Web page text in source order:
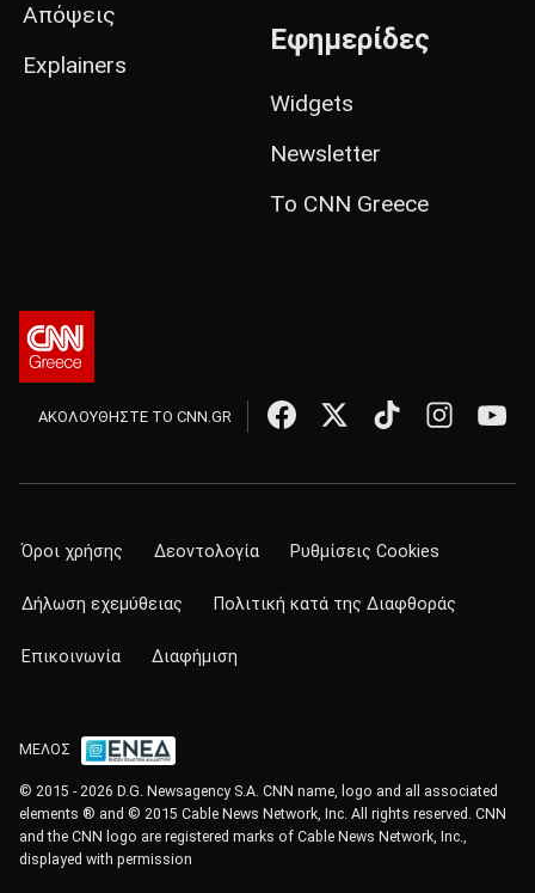
Απόψεις
Explainers
Εφημερίδες
Widgets
Newsletter
Το CNN Greece
ΑΚΟΛΟΥΘΗΣΤΕ ΤΟ CNN.GR
Όροι χρήσης Δεοντολογία Ρυθμίσεις Cookies
Δήλωση εχεμύθειας Πολιτική κατά της Διαφθοράς
Επικοινωνία Διαφήμιση
ΜΕΛΟΣ
© 2015 - 2026 D.G. Newsagency S.A. CNN name, logo and all associated
elements ® and © 2015 Cable News Network, Inc. All rights reserved. CNN
and the CNN logo are registered marks of Cable News Network, Inc.,
displayed with permission